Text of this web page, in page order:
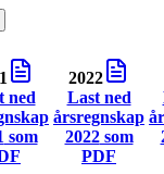
ned
som
2022
Last ned
årsregnskap
2022som
PDF